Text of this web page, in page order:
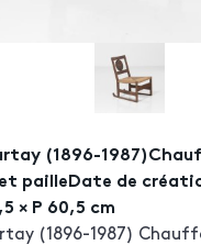
(1896-
pailleDate de
× P 60,5 cm
(1896-1987)